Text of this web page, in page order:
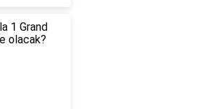
1 Grand
olacak?